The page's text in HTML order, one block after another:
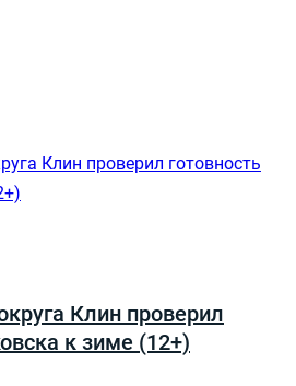
Клин проверил
к зиме (12+)